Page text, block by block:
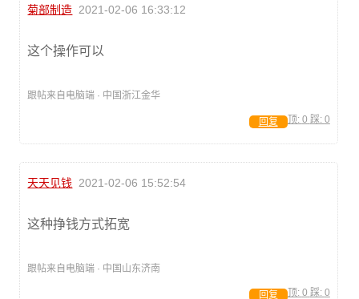
菊部制造 2021-02-06 16:33:12
这个操作可以
跟帖来自电脑端 · 中国浙江金华
顶: 0 踩: 0
回复
天天见钱 2021-02-06 15:52:54
这种挣钱方式拓宽
跟帖来自电脑端 · 中国山东济南
顶: 0 踩: 0
回复